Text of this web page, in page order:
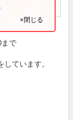
×閉じる
で
ています。